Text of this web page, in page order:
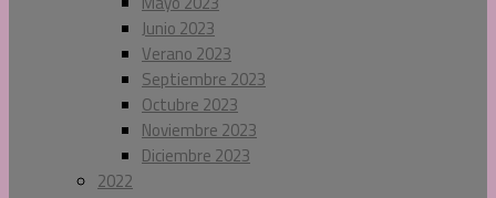
Junio 2023
Verano 2023
Septiembre 2023
Octubre 2023
Noviembre 2023
Diciembre 2023
2022